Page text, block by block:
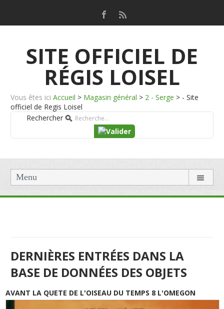
SITE OFFICIEL DE
RÉGIS LOISEL
Vous êtes ici Accueil > Magasin général > 2 - Serge > - Site
officiel de Regis Loisel
Rechercher
Menu
DERNIÈRES ENTRÉES DANS LA
BASE DE DONNÉES DES OBJETS
AVANT LA QUETE DE L'OISEAU DU TEMPS 8 L'OMEGON